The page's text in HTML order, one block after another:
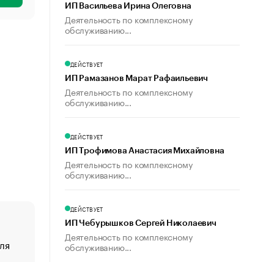
«От спорта тело стареет иначе». Как живет глава
создавшей GTA
ИП Васильева Ирина Олеговна
Деятельность по комплексному
обслуживанию...
ДЕЙСТВУЕТ
ИП Рамазанов Марат Рафаильевич
Деятельность по комплексному
обслуживанию...
ДЕЙСТВУЕТ
ИП Трофимова Анастасия Михайловна
Деятельность по комплексному
обслуживанию...
ДЕЙСТВУЕТ
ИП Чебурышков Сергей Николаевич
Деятельность по комплексному
обслуживанию...